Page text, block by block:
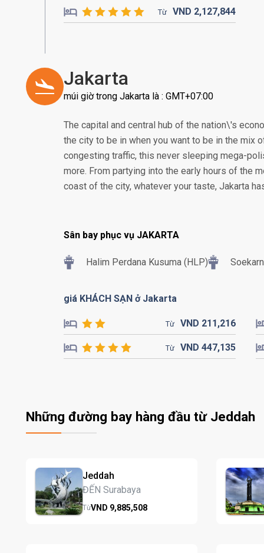
Từ VND 2,127,844
Jakarta
múi giờ trong Jakarta là : GMT+07:00
The capital and central hub of the nation\'s
the city to be in when you want to be in the mix
congesting traffic, this never sleeping mega-
more. From partying into the early hours of the
coast of the city, whatever your taste, Jakarta
Sân bay phục vụ JAKARTA
Halim Perdana Kusuma (HLP)
giá KHÁCH SẠN ở Jakarta
Từ VND 211,216
Từ VND 447,135
Những đường bay hàng đầu từ Jeddah
Jeddah
ĐẾN Surabaya
TừVND 9,885,508